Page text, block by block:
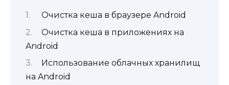
Очистка кеша в браузере Android
Очистка кеша в приложениях на
Android
Использование облачных хранилищ
на Android